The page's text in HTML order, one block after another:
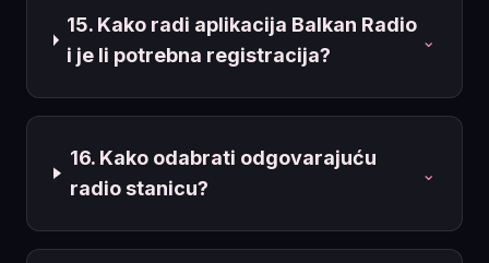
15. Kako radi aplikacija Balkan Radio
i je li potrebna registracija?
⌄
16. Kako odabrati odgovarajuću
radio stanicu?
⌄